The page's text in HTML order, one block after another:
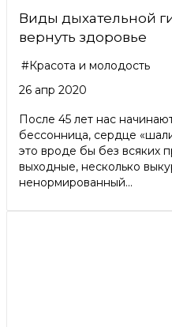
Виды дыхательной
вернуть здоровье
#Красота и молодость
26 апр 2020
После 45 лет нас
бессонница, сердце
это вроде бы без всяких
выходные, несколько
ненормированный...